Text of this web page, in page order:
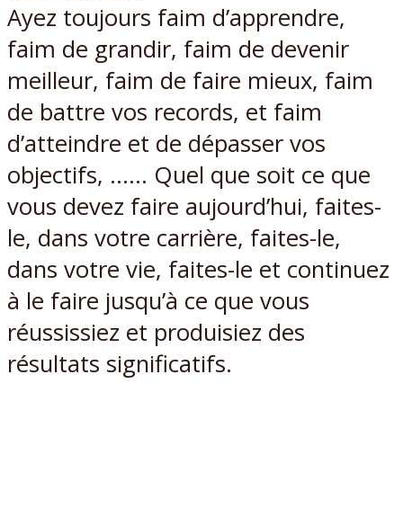
Ayez toujours faim d’apprendre,
faim de grandir, faim de devenir
meilleur, faim de faire mieux, faim
de battre vos records, et faim
d’atteindre et de dépasser vos
objectifs, …… Quel que soit ce que
vous devez faire aujourd’hui, faites-
le, dans votre carrière, faites-le,
dans votre vie, faites-le et continuez
à le faire jusqu’à ce que vous
réussissiez et produisiez des
résultats significatifs.